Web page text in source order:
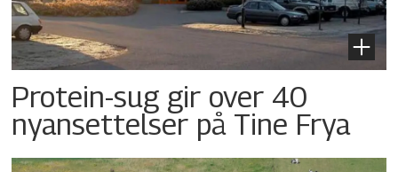
Protein-sug gir over 40
nyansettelser på Tine Frya